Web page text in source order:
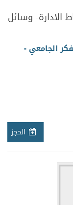
الادارة- وسائل
الجامعي -
الحجز